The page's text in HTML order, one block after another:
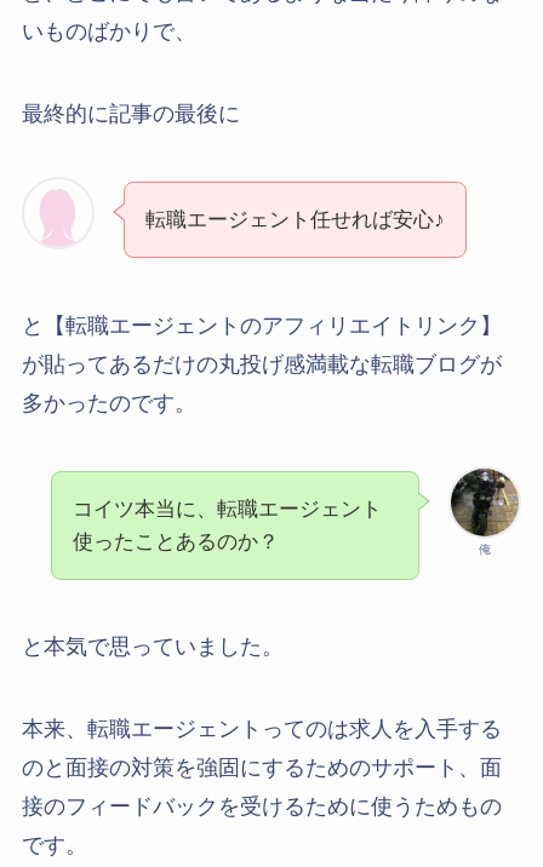
いものばかりで、
最終的に記事の最後に
転職エージェント任せれば安心♪
と【転職エージェントのアフィリエイトリンク】
が貼ってあるだけの丸投げ感満載な転職ブログが
多かったのです。
俺
コイツ本当に、転職エージェント
使ったことあるのか？
と本気で思っていました。
本来、転職エージェントってのは求人を入手する
のと面接の対策を強固にするためのサポート、面
接のフィードバックを受けるために使うためもの
です。